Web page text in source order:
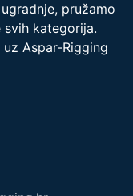
pružamo
kategorija.
Aspar-Rigging